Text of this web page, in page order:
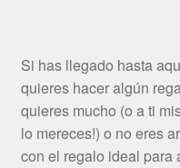
Si has llegado hasta
quieres hacer algún
quieres mucho (o a ti
lo mereces!) o no eres
con el regalo ideal para